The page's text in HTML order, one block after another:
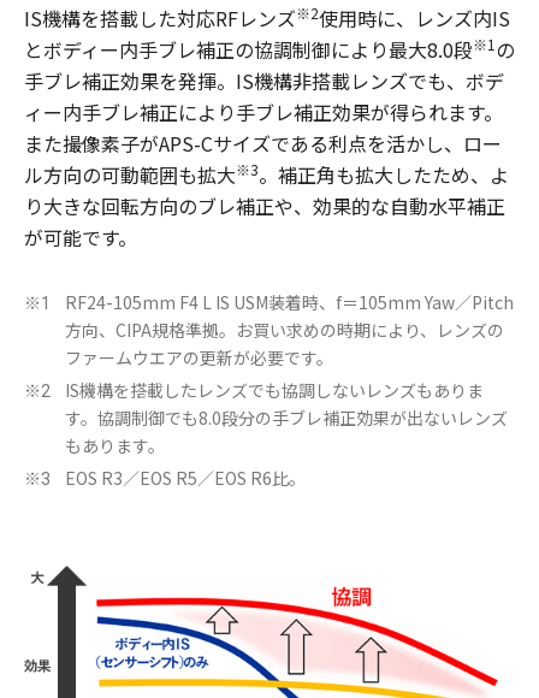
IS機構を搭載した対応RFレンズ※2使用時に、レンズ内IS
とボディー内手ブレ補正の協調制御により最大8.0段※1 の
手ブレ補正効果を発揮。IS機構非搭載レンズでも、ボデ
ィー内手ブレ補正により手ブレ補正効果が得られます。
また撮像素子がAPS-Cサイズである利点を活かし、ロー
ル方向の可動範囲も拡大※3。補正角も拡大したため、よ
り大きな回転方向のブレ補正や、効果的な自動水平補正
が可能です。
※1
RF24-105mm F4 L IS USM装着時、f＝105mm Yaw／Pitch
方向、CIPA規格準拠。お買い求めの時期により、レンズの
ファームウエアの更新が必要です。
※2
IS機構を搭載したレンズでも協調しないレンズもありま
す。協調制御でも8.0段分の手ブレ補正効果が出ないレンズ
もあります。
※3 EOS R3／EOS R5／EOS R6比。